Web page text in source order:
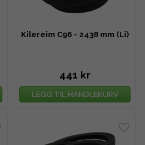
Kilereim C96 - 2438 mm (Li)
441 kr
LEGG TIL HANDLEKURV